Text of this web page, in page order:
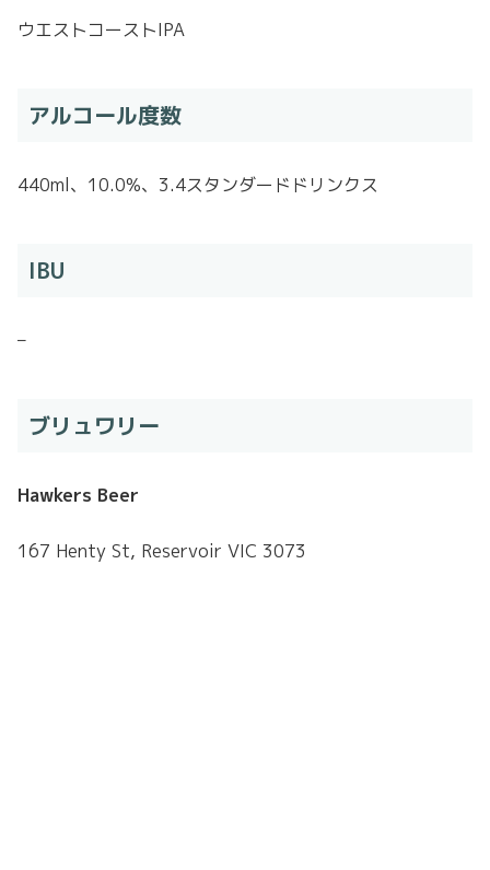
ウエストコーストIPA
アルコール度数
440ml、10.0%、3.4スタンダードドリンクス
IBU
–
ブリュワリー
Hawkers Beer
167 Henty St, Reservoir VIC 3073